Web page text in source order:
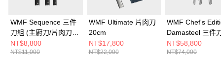
WMF Sequence 三件
刀組 (主廚刀/片肉刀/
蔬果刀)
NT$8,800
NT$11,000
WMF Ultimate 片肉刀
20cm
NT$17,800
NT$22,000
WMF Chef's
Damasteel 三件
(主廚刀/片肉刀/
刀)
NT$58,800
NT$74,000